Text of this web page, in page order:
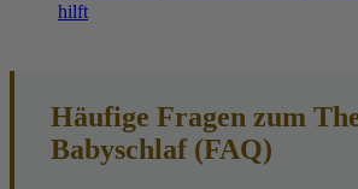
hilft
Häufige Fragen zum
Babyschlaf (FAQ)